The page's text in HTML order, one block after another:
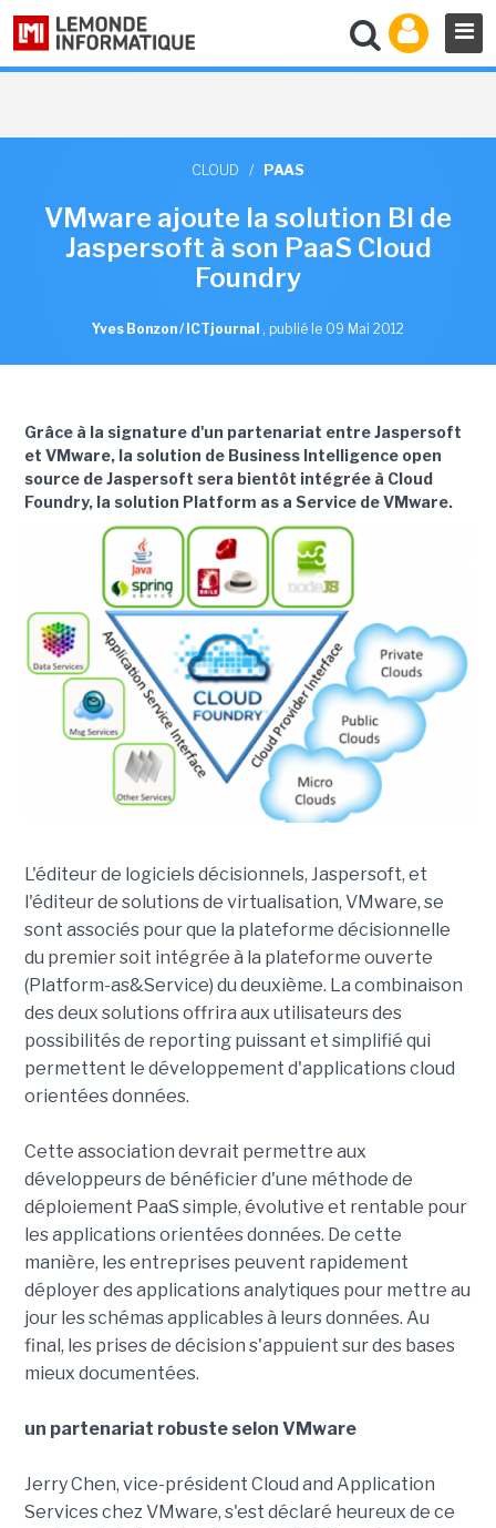
CLOUD / PAAS
VMware ajoute la solution BI de
Jaspersoft à son PaaS Cloud
Foundry
Yves Bonzon / ICTjournal , publié le 09 Mai 2012
Grâce à la signature d'un partenariat entre Jaspersoft
et VMware, la solution de Business Intelligence open
source de Jaspersoft sera bientôt intégrée à Cloud
Foundry, la solution Platform as a Service de VMware.
L'éditeur de logiciels décisionnels, Jaspersoft, et
l'éditeur de solutions de virtualisation, VMware, se
sont associés pour que la plateforme décisionnelle
du premier soit intégrée à la plateforme ouverte
(Platform-as&Service) du deuxième. La combinaison
des deux solutions offrira aux utilisateurs des
possibilités de reporting puissant et simplifié qui
permettent le développement d'applications cloud
orientées données.
Cette association devrait permettre aux
développeurs de bénéficier d'une méthode de
déploiement PaaS simple, évolutive et rentable pour
les applications orientées données. De cette
manière, les entreprises peuvent rapidement
déployer des applications analytiques pour mettre au
jour les schémas applicables à leurs données. Au
final, les prises de décision s'appuient sur des bases
mieux documentées.
un partenariat robuste selon VMware
Jerry Chen, vice-président Cloud and Application
Services chez VMware, s'est déclaré heureux de ce